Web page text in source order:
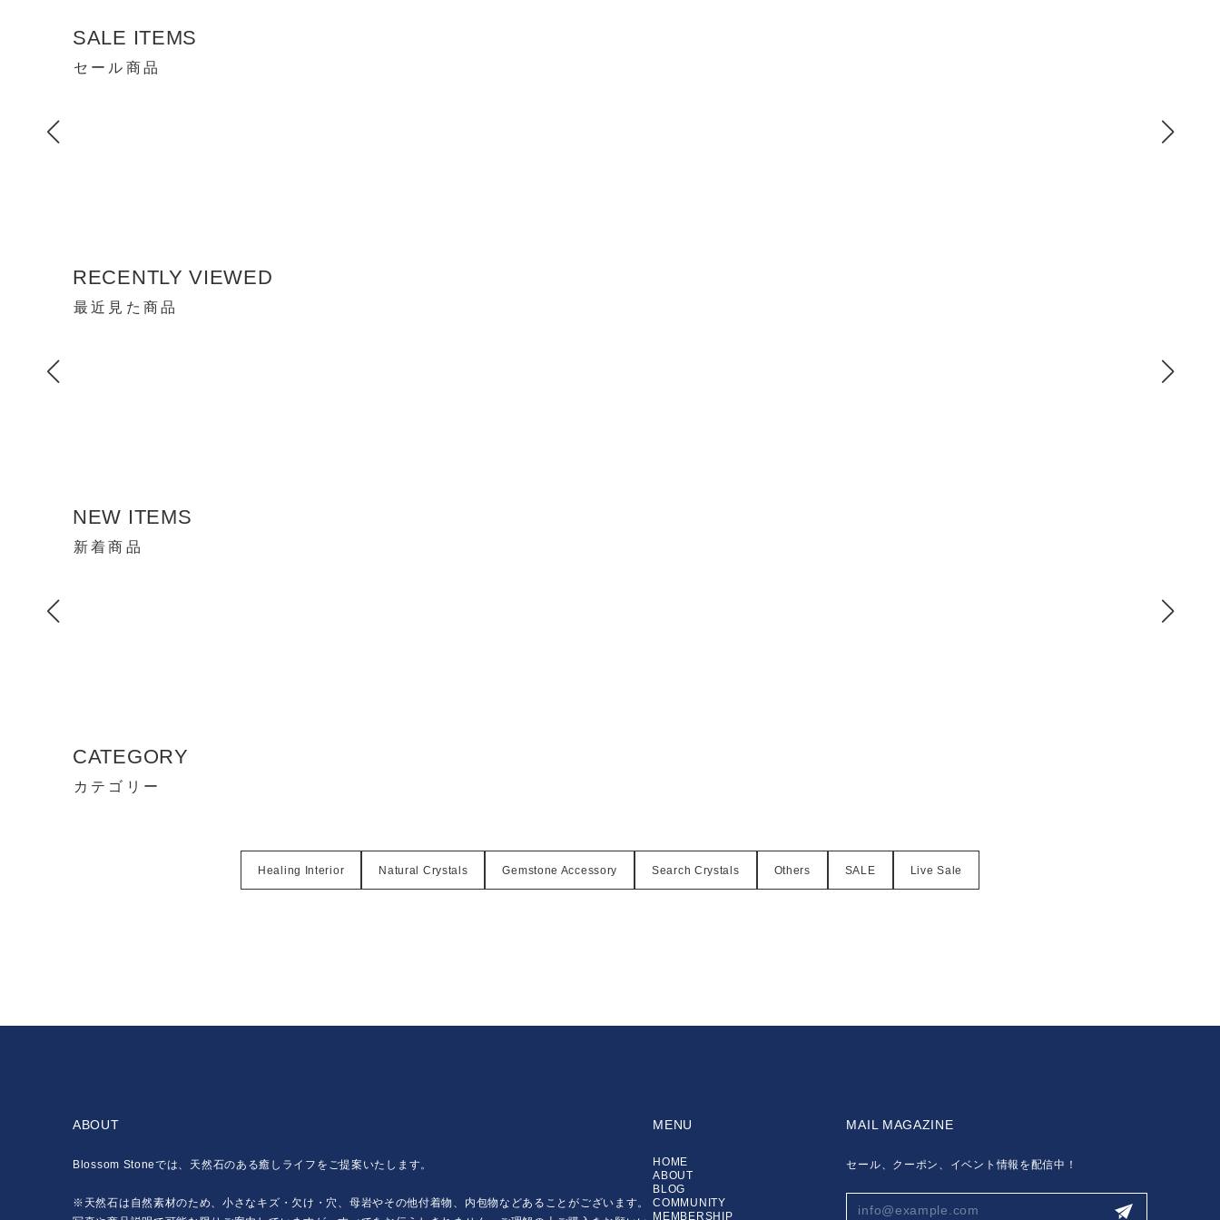
SALE ITEMS
セール商品
RECENTLY VIEWED
最近見た商品
NEW ITEMS
新着商品
CATEGORY
カテゴリー
Healing Interior Natural Crystals Gemstone Accessory Search Crystals Others SALE Live Sale
ABOUT
Blossom Stoneでは、天然石のある癒しライフをご提案いたします。
※天然石は自然素材のため、小さなキズ・欠け・穴、母岩やその他付着物、内包物などあることがございます。
MENU
HOME
ABOUT
BLOG
COMMUNITY
MEMBERSHIP
MAIL MAGAZINE
セール、クーポン、イベント情報を配信中！